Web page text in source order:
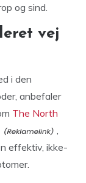
og sind.
vej
i den
anbefaler
The North
effektiv, ikke-